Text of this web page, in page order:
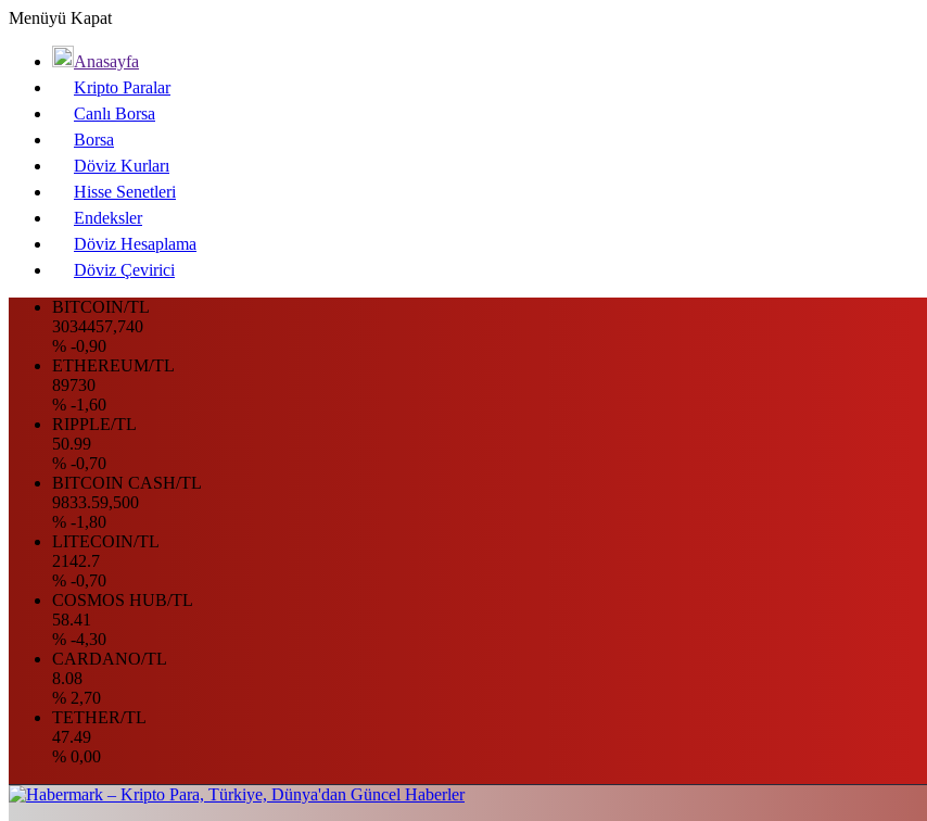
Menüyü Kapat
Anasayfa
Kripto Paralar
Canlı Borsa
Borsa
Döviz Kurları
Hisse Senetleri
Endeksler
Döviz Hesaplama
Döviz Çevirici
BITCOIN/TL
3034457,740
% -0,90
ETHEREUM/TL
89730
% -1,60
RIPPLE/TL
50.99
% -0,70
BITCOIN CASH/TL
9833.59,500
% -1,80
LITECOIN/TL
2142.7
% -0,70
COSMOS HUB/TL
58.41
% -4,30
CARDANO/TL
8.08
% 2,70
TETHER/TL
47.49
% 0,00